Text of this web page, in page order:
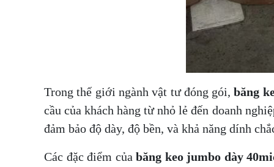
Trong thế giới ngành vật tư đóng gói,băng
cầu của khách hàng từ nhỏ lẻ đến doanh
đảm bảo độ dày, độ bền, và khả năng dính
Các đặc điểm củabăng keo jumbo dày